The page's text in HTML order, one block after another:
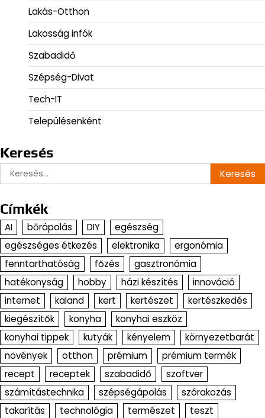
Lakás-Otthon
Lakosság infók
Szabadidő
Szépség-Divat
Tech-IT
Településenként
Keresés
Keresés:
Címkék
AI bőrápolás DIY
egészség
egészséges étkezés
elektronika
ergonómia
fenntarthatóság
főzés
gasztronómia
hatékonyság
hobby házi készítés
innováció
internet
kaland kert kertészet
kertészkedés
kiegészítők
konyha
konyhai eszköz
konyhai tippek
kutyák kényelem
környezetbarát
növények
otthon prémium
prémium termék
recept
receptek szabadidő
szoftver
számítástechnika
szépségápolás
szórakozás
takarítás
technológia természet teszt